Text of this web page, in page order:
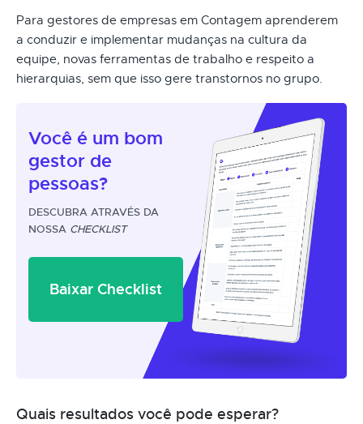
Para gestores de empresas em Contagem aprenderem
a conduzir e implementar mudanças na cultura da
equipe, novas ferramentas de trabalho e respeito a
hierarquias, sem que isso gere transtornos no grupo.
Você é um bom
gestor de
pessoas?
DESCUBRA ATRAVÉS DA
NOSSA CHECKLIST
Baixar Checklist
Quais resultados você pode esperar?